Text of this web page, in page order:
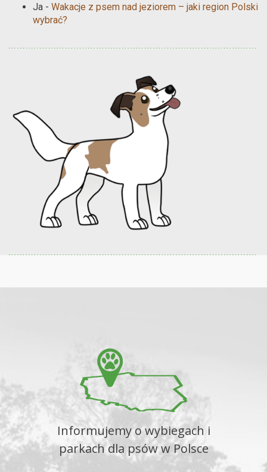
Ja - Wakacje z psem nad jeziorem – jaki region Polski
wybrać?
Informujemy o wybiegach i
parkach dla psów w Polsce